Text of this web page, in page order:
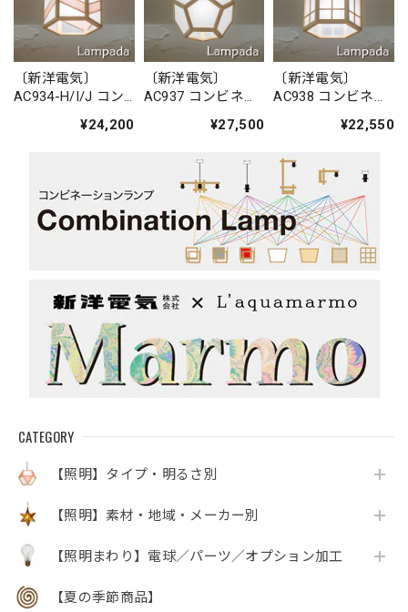
CATEGORY
【照明】タイプ・明るさ別
【照明】素材・地域・メーカー別
【照明まわり】電球／パーツ／オプション加工
【夏の季節商品】
〔新洋電気〕
AC934-H/I/J コン
プ／シーリングラ
¥24,200
〔新洋電気〕
AC937 コンビネー
ーリングライト
¥27,500
〔新洋電気〕
AC938 コンビネー
ーリングライト
柚 yuu
¥22,550